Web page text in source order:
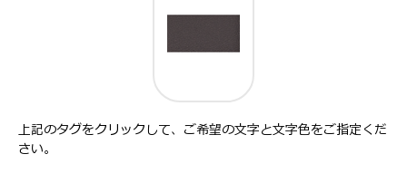
上記のタグをクリックして、ご希望の文字と文字色をご指定くだ
さい。